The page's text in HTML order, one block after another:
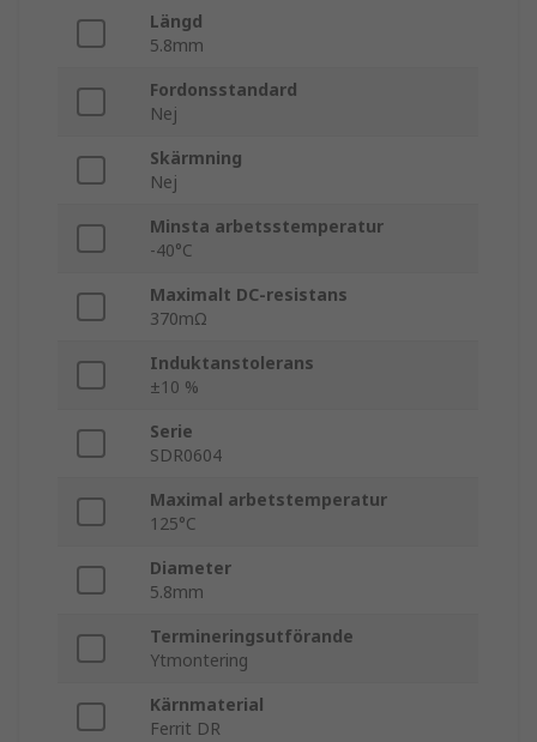
Längd
5.8mm
Fordonsstandard
Nej
Skärmning
Nej
Minsta arbetsstemperatur
-40°C
Maximalt DC-resistans
370mΩ
Induktanstolerans
±10 %
Serie
SDR0604
Maximal arbetstemperatur
125°C
Diameter
5.8mm
Termineringsutförande
Ytmontering
Kärnmaterial
Ferrit DR